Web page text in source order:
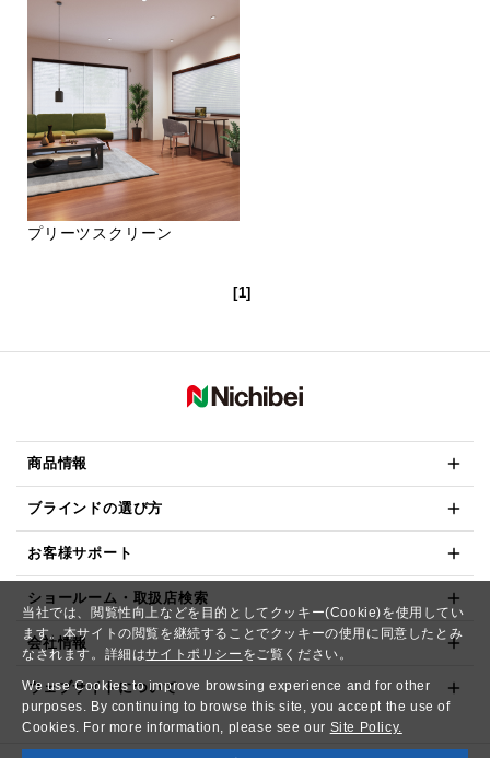
当社では、閲覧性向上などを目的としてクッキー(Cookie)を使用してい
ます。本サイトの閲覧を継続することでクッキーの使用に同意したとみ
なされます。詳細はサイトポリシー をご覧ください。
We use Cookies to improve browsing experience and for other
purposes. By continuing to browse this site, you accept the use of
Cookies. For more information, please see our Site Policy.
プリーツスクリーン
[1]
商品情報
ブラインドの選び方
お客様サポート
ショールーム・取扱店検索
会社情報
ウェブサイトについて